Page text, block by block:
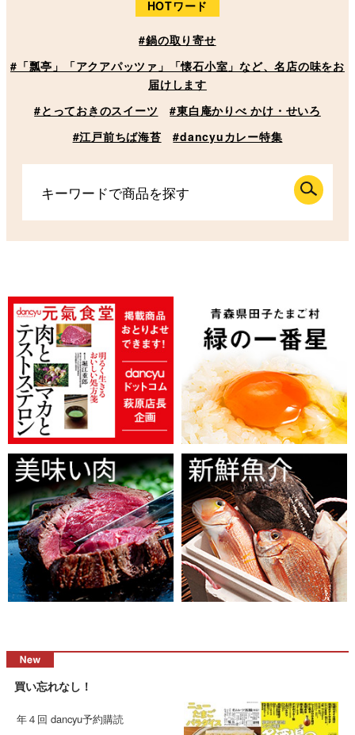
HOTワード
#鍋の取り寄せ
#「瓢亭」「アクアパッツァ」「懐石小室」など、名店の味をお
届けします
#とっておきのスイーツ
#東白庵かりべ かけ・せいろ
#江戸前ちば海苔
#dancyuカレー特集
買い忘れなし！
年４回 dancyu予約購読